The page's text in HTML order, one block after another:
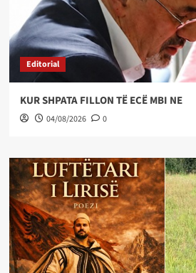
Editorial
KUR SHPATA FILLON TË ECË MBI NE
04/08/2026 0